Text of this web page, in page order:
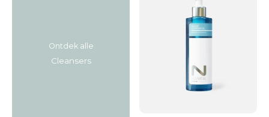
Ontdek alle
Cleansers